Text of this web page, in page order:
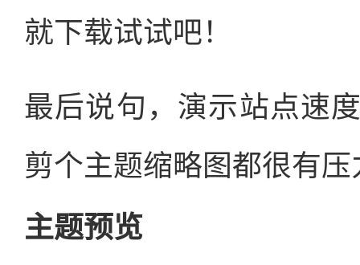
就下载试试吧！
最后说句，演示站点速
剪个主题缩略图都很有
主题预览